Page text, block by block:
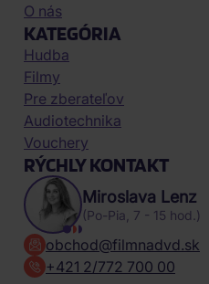
O nás
KATEGÓRIA
Hudba
Filmy
Pre zberateľov
Audiotechnika
Vouchery
RÝCHLY KONTAKT
Miroslava Lenz
(Po-Pia, 7 - 15 hod.)
obchod@filmnadvd.sk
+421 2/772 700 00